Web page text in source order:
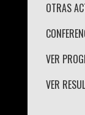
OTRAS
VER
VER